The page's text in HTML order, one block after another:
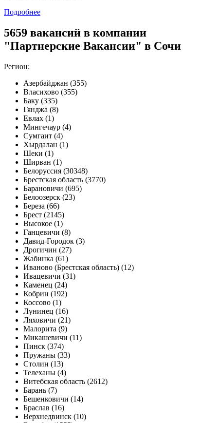
Подробнее
5659 вакансий в компании
"Партнерские Вакансии" в Сочи
Регион:
Азербайджан (355)
Власихово (355)
Баку (335)
Гянджа (8)
Евлах (1)
Мингечаур (4)
Сумгаит (4)
Хырдалан (1)
Шеки (1)
Ширван (1)
Белоруссия (30348)
Брестская область (3770)
Барановичи (695)
Белоозерск (23)
Береза (66)
Брест (2145)
Высокое (1)
Ганцевичи (8)
Давид-Городок (3)
Дрогичин (27)
Жабинка (61)
Иваново (Брестская область) (12)
Ивацевичи (31)
Каменец (24)
Кобрин (192)
Коссово (1)
Лунинец (16)
Ляховичи (21)
Малорита (9)
Микашевичи (11)
Пинск (374)
Пружаны (33)
Столин (13)
Телеханы (4)
Витебская область (2612)
Барань (7)
Бешенковичи (14)
Браслав (16)
Верхнедвинск (10)